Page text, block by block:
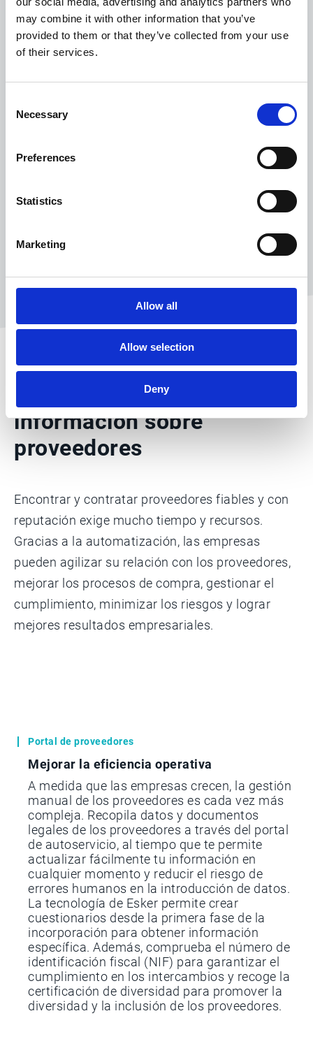
may combine it with other information that you’ve
provided to them or that they’ve collected from your use
of their services.
Selection
Necessary
Preferences
Statistics
Marketing
Allow all
Allow selection
Deny
Solicita una demo
Una visión 360º de la
información sobre
proveedores
Encontrar y contratar proveedores fiables y con
reputación exige mucho tiempo y recursos.
Gracias a la automatización, las empresas
pueden agilizar su relación con los proveedores,
mejorar los procesos de compra, gestionar el
cumplimiento, minimizar los riesgos y lograr
mejores resultados empresariales.
Portal de proveedores
Mejorar la eficiencia operativa
A medida que las empresas crecen, la gestión
manual de los proveedores es cada vez más
compleja. Recopila datos y documentos
legales de los proveedores a través del portal
de autoservicio, al tiempo que te permite
actualizar fácilmente tu información en
cualquier momento y reducir el riesgo de
errores humanos en la introducción de datos.
La tecnología de Esker permite crear
cuestionarios desde la primera fase de la
incorporación para obtener información
específica. Además, comprueba el número de
identificación fiscal (NIF) para garantizar el
cumplimiento en los intercambios y recoge la
certificación de diversidad para promover la
diversidad y la inclusión de los proveedores.